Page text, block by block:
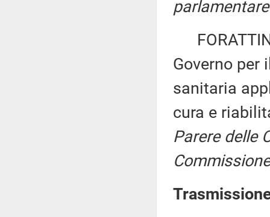
Governo
sanitaria
cura e
Parere delle